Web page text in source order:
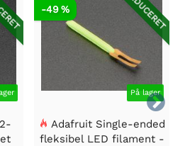

REDUCERET
På lager
-49 %
Adafruit Single-ended
fleksibel LED filament -